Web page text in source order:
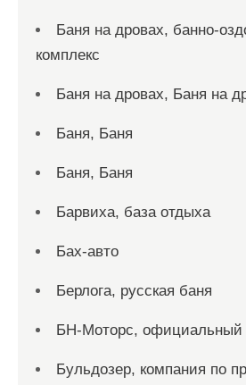
Баня на дровах, банно-
комплекс
Баня на дровах, Баня на
Баня, Баня
Баня, Баня
Барвиха, база отдыха
Бах-авто
Берлога, русская баня
БН-Моторс, официальный
Бульдозер, компания по